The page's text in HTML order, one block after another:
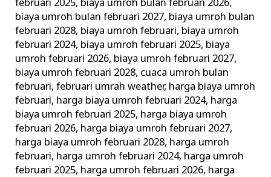
februari 2025, biaya umroh bulan februari 2026,
biaya umroh bulan februari 2027, biaya umroh bulan
februari 2028, biaya umroh februari, biaya umroh
februari 2024, biaya umroh februari 2025, biaya
umroh februari 2026, biaya umroh februari 2027,
biaya umroh februari 2028, cuaca umroh bulan
februari,februari umrah weather, harga biaya umroh
februari, harga biaya umroh februari 2024, harga
biaya umroh februari 2025, harga biaya umroh
februari 2026, harga biaya umroh februari 2027,
harga biaya umroh februari 2028, harga umroh
februari, harga umroh februari 2024, harga umroh
februari 2025, harga umroh februari 2026, harga